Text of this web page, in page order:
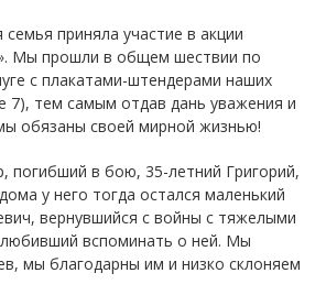
приняла участие в акции
Мы прошли в общем шествии по
с плакатами-штендерами наших
7), тем самым отдав дань уважения и
обязаны своей мирной жизнью!
погибший в бою, 35-летний Григорий,
у него тогда остался маленький
вернувшийся с войны с тяжелыми
вспоминать о ней. Мы
мы благодарны им и низко склоняем